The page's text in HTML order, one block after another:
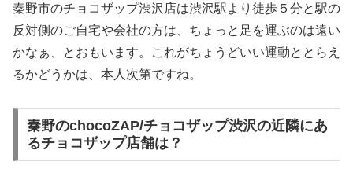
秦野市のチョコザップ渋沢店は渋沢駅より徒歩５分と駅の
反対側のご自宅や会社の方は、ちょっと足を運ぶのは遠い
かなぁ、とおもいます。これがちょうどいい運動ととらえ
るかどうかは、本人次第ですね。
秦野のchocoZAP/チョコザップ渋沢の近隣にあ
るチョコザップ店舗は？